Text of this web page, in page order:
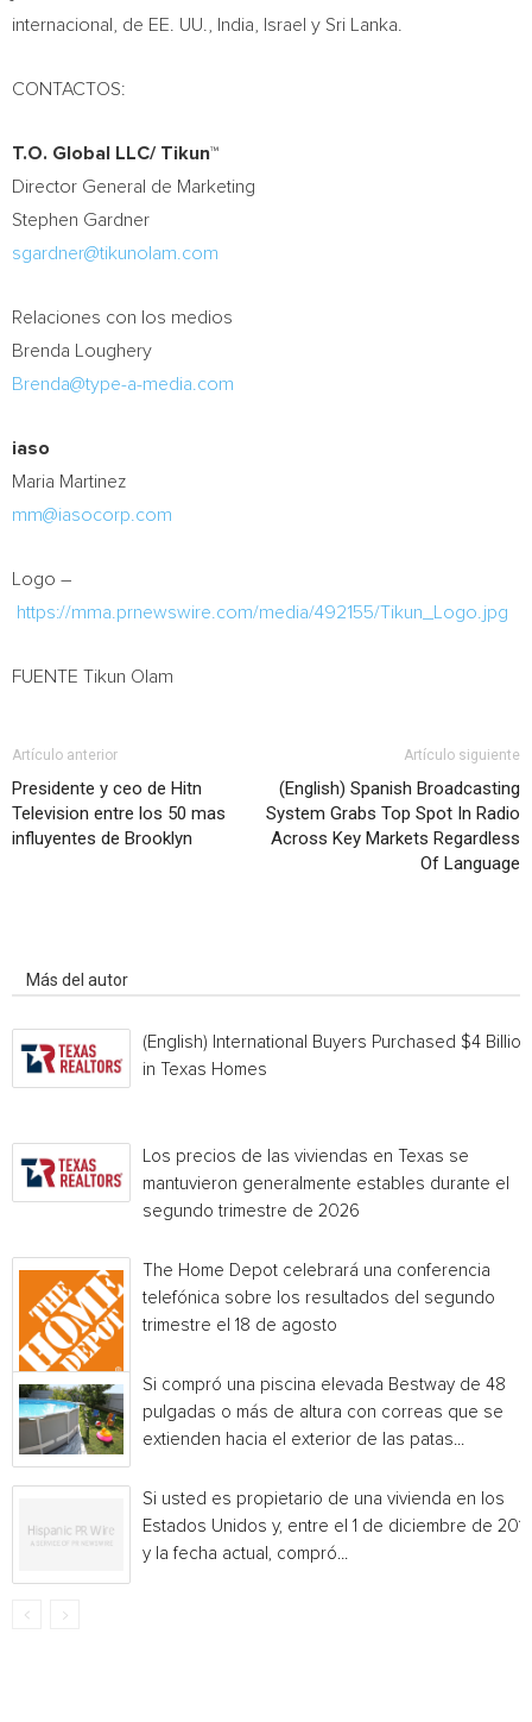
internacional, de EE. UU.,
India Israel y Sri Lanka.
CONTACTOS:
T.O. Global LLC/ Tikun™
Director General de Marketing
Stephen Gardner
sgardner@tikunolam.com
Relaciones con los medios
Brenda Loughery
Brenda@type-a-media.com
iaso
Maria Martinez
mm@iasocorp.com
Logo –
https://mma.prnewswire.com/media/492155/Tikun_Logo.jpg
FUENTE Tikun Olam
Artículo anterior
Presidente y ceo de Hitn
Television entre los 50 mas
influyentes de Brooklyn
Artículo siguiente
(English) Spanish Broadcasting
System Grabs Top Spot In Radio
Across Key Markets Regardless
Of Language
Más del autor
(English) International Buyers Purchased $4 Billion
in Texas Homes
Los precios de las viviendas en Texas se
mantuvieron generalmente estables durante el
segundo trimestre de 2026
The Home Depot celebrará una conferencia
telefónica sobre los resultados del segundo
trimestre el 18 de agosto
Si compró una piscina elevada Bestway de 48
pulgadas o más de altura con correas que se
extienden hacia el exterior de las patas...
Si usted es propietario de una vivienda en los
Estados Unidos y, entre el 1 de diciembre de
y la fecha actual, compró...